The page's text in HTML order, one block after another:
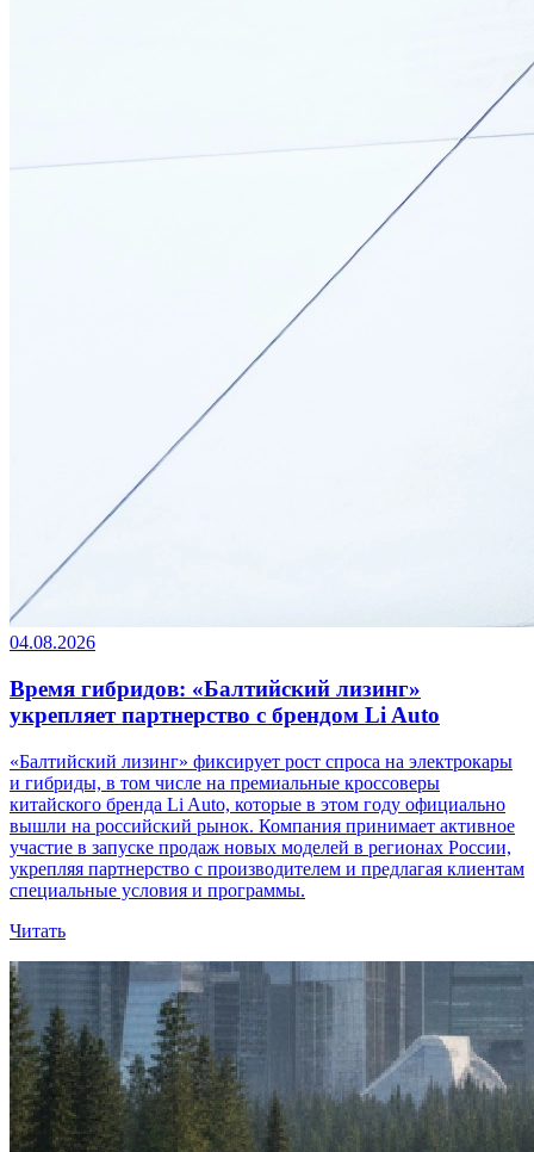
04.08.2026
Время гибридов: «Балтийский лизинг»
укрепляет партнерство с брендом Li Auto
«Балтийский лизинг» фиксирует рост спроса на электрокары
и гибриды, в том числе на премиальные кроссоверы
китайского бренда Li Auto, которые в этом году официально
вышли на российский рынок. Компания принимает активное
участие в запуске продаж новых моделей в регионах России,
укрепляя партнерство с производителем и предлагая клиентам
специальные условия и программы.
Читать